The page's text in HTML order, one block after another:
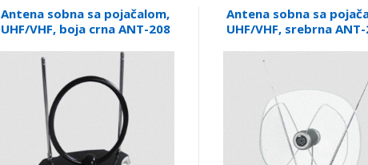
Antena sobna sa pojačalom,
UHF/VHF, boja crna ANT-208
Antena sobna sa
UHF/VHF, srebrna ANT-